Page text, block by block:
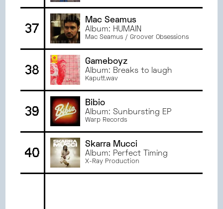
37
Mac Seamus
Album: HUMAIN
Mac Seamus / Groover Obsessions
38
Gameboyz
Album: Breaks to laugh
Kaputt.wav
39
Bibio
Album: Sunbursting EP
Warp Records
40
Skarra Mucci
Album: Perfect Timing
X-Ray Production